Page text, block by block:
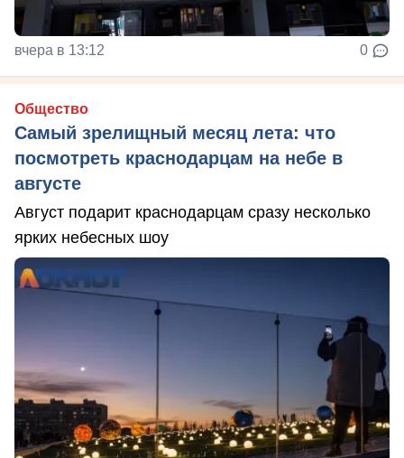
вчера в 13:12 0
Общество
Самый зрелищный месяц лета: что
посмотреть краснодарцам на небе в
августе
Август подарит краснодарцам сразу несколько
ярких небесных шоу